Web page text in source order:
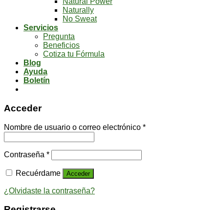
Naturally
No Sweat
Servicios
Pregunta
Beneficios
Cotiza tu Fórmula
Blog
Ayuda
Boletín
Acceder
Nombre de usuario o correo electrónico *
Contraseña *
Recuérdame Acceder
¿Olvidaste la contraseña?